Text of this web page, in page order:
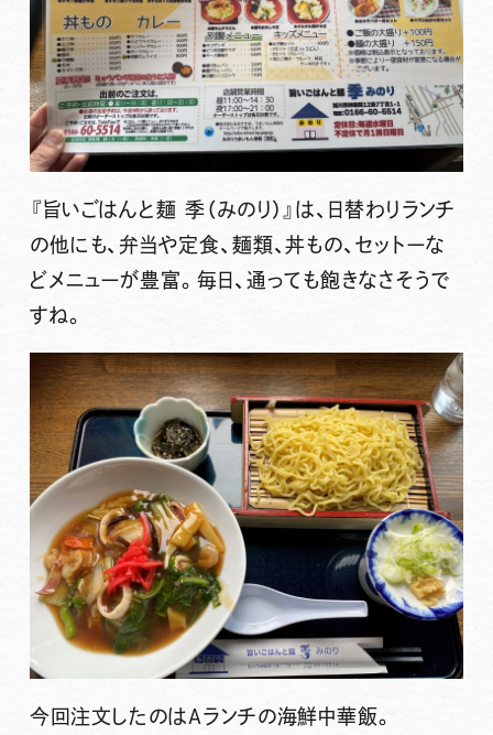
『旨いごはんと麺 季（みのり）』は、日替わりランチ
の他にも、弁当や定食、麺類、丼もの、セットーな
どメニューが豊富。毎日、通っても飽きなさそうで
すね。
今回注文したのはAランチの海鮮中華飯。